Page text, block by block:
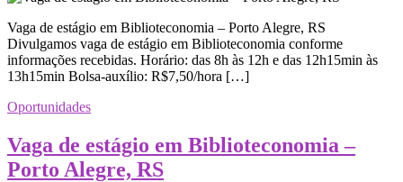
Vaga de estágio em Biblioteconomia – Porto Alegre, RS
Divulgamos vaga de estágio em Biblioteconomia conforme
informações recebidas. Horário: das 8h às 12h e das 12h15min às
13h15min Bolsa-auxílio: R$7,50/hora […]
Oportunidades
Vaga de estágio em Biblioteconomia –
Porto Alegre, RS